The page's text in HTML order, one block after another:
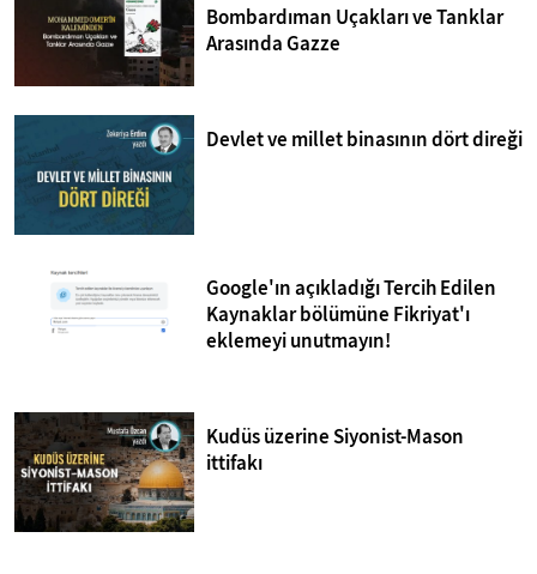
Bombardıman Uçakları ve Tanklar
Arasında Gazze
Devlet ve millet binasının dört direği
Google'ın açıkladığı Tercih Edilen
Kaynaklar bölümüne Fikriyat'ı
eklemeyi unutmayın!
Kudüs üzerine Siyonist-Mason
ittifakı